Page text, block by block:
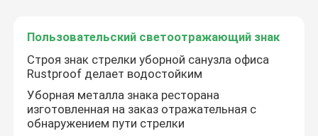
Пользовательский светоотражающий знак
Строя знак стрелки уборной санузла офиса
Rustproof делает водостойким
Уборная металла знака ресторана
изготовленная на заказ отражательная с
обнаружением пути стрелки